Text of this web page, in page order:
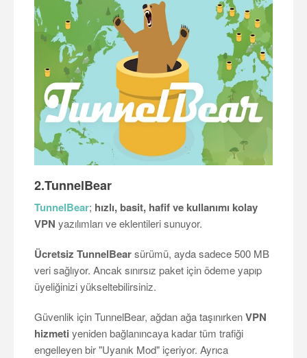
2.TunnelBear
TunnelBear; hızlı, basit, hafif ve kullanımı kolay
VPN yazılımları ve eklentileri sunuyor.
Ücretsiz TunnelBearsürümü, ayda sadece 500 MB
veri sağlıyor. Ancak sınırsız paket için ödeme yapıp
üyeliğinizi yükseltebilirsiniz.
Güvenlik için TunnelBear, ağdan ağa taşınırkenVPN
hizmeti yeniden bağlanıncaya kadar tüm trafiği
engelleyen bir "Uyanık Mod" içeriyor. Ayrıca